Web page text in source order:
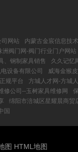
司网站 内蒙古金宸信息技
洲阀门网-阀门行业门户网站
、钢制家具销售 久久记忆
设备有限公司 威海金猴
规平台 方城人才网-方城
修公司--玉树家具维修网
绵阳市涪城区星耀晨商贸
国
图 HTML地图